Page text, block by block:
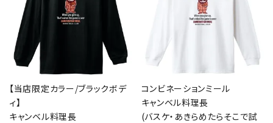
【当店限定カラー/ブラックボデ
ィ】
キャンベル料理長
コンビネーションミール
キャンベル料理長
(バスケ・あきらめたらそこで試